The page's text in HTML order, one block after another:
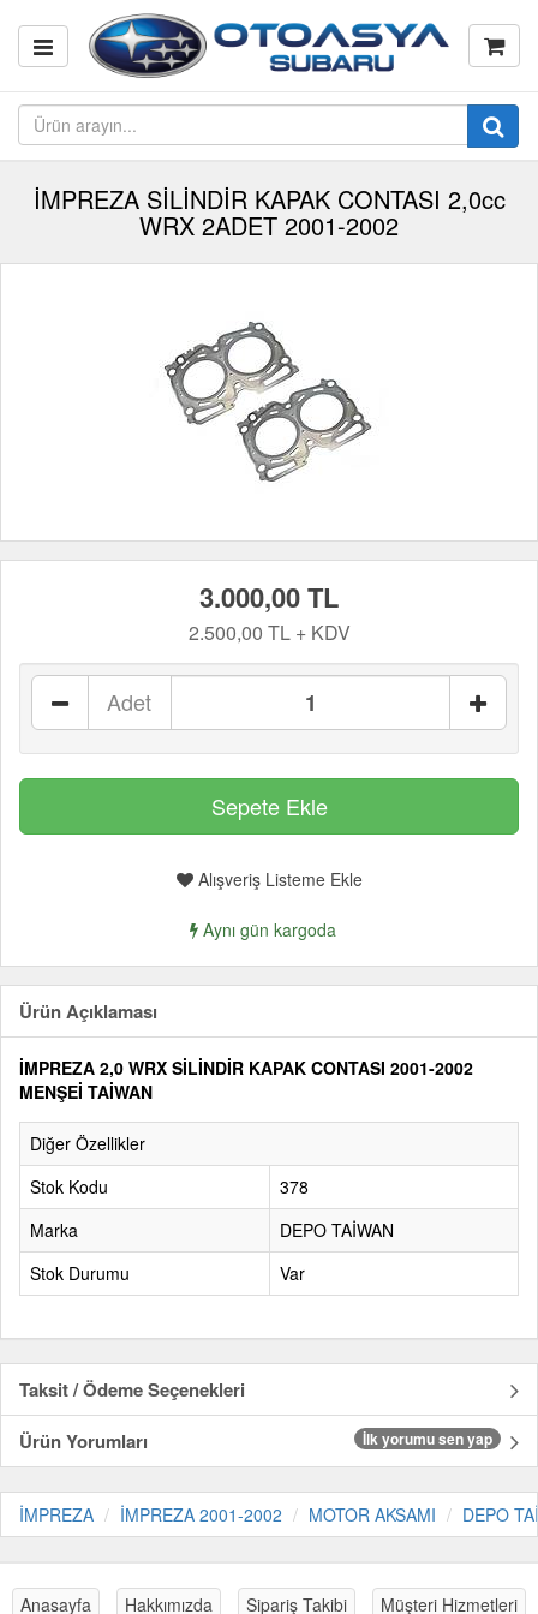
İMPREZA SİLİNDİR KAPAK CONTASI 2,0cc
WRX 2ADET 2001-2002
3.000,00 TL
2.500,00 TL + KDV
Adet
Alışveriş Listeme Ekle
Aynı gün kargoda
Ürün Açıklaması
İMPREZA 2,0 WRX SİLİNDİR KAPAK CONTASI 2001-2002
MENŞEİ TAİWAN
Diğer Özellikler
Stok Kodu
378
Marka
DEPO TAİWAN
Stok Durumu
Var
Taksit / Ödeme Seçenekleri
Ürün Yorumları
İlk yorumu sen yap
İMPREZA İMPREZA 2001-2002 MOTOR AKSAMI DEPO
Anasayfa Hakkımızda Sipariş Takibi Müşteri Hizmetleri